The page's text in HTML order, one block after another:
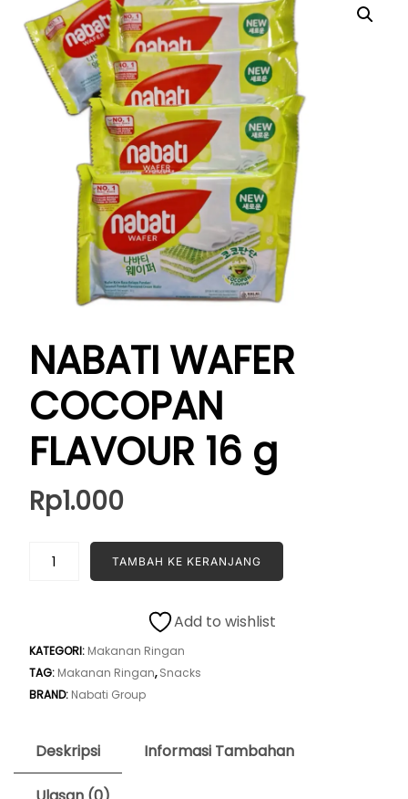
NABATI WAFER
COCOPAN
FLAVOUR 16 g
Rp1.000
Kuantitas
NABATI
16
g
TAMBAH KE KERANJANG
Add to wishlist
KATEGORI: Makanan Ringan
TAG: Makanan Ringan,Snacks
BRAND: Nabati Group
Deskripsi Informasi Tambahan